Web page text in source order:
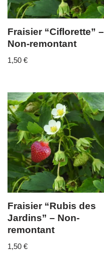
Fraisier “Ciflorette” –
Non-remontant
1,50 €
Fraisier “Rubis des
Jardins” – Non-
remontant
1,50 €